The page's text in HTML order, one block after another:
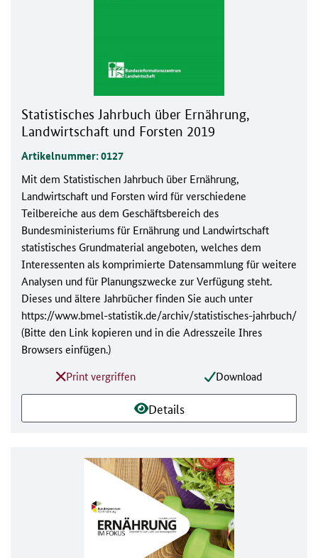
Statistisches Jahrbuch über Ernährung,
Landwirtschaft und Forsten 2019
Artikelnummer: 0127
Mit dem Statistischen Jahrbuch über Ernährung,
Landwirtschaft und Forsten wird für verschiedene
Teilbereiche aus dem Geschäftsbereich des
Bundesministeriums für Ernährung und Landwirtschaft
statistisches Grundmaterial angeboten, welches dem
Interessenten als komprimierte Datensammlung für weitere
Analysen und für Planungszwecke zur Verfügung steht.
Dieses und ältere Jahrbücher finden Sie auch unter
https://www.bmel-statistik.de/archiv/statistisches-jahrbuch/
(Bitte den Link kopieren und in die Adresszeile Ihres
Browsers einfügen.)
Print vergriffen
Download
Details